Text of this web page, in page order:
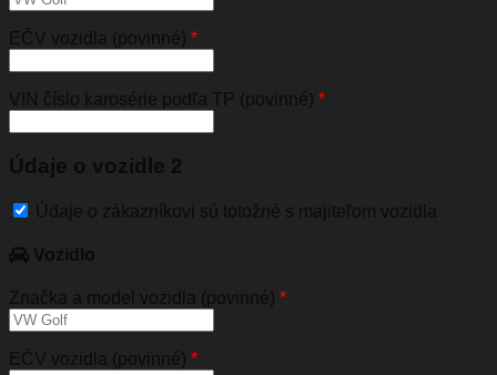
EČV vozidla (povinné) *
VIN číslo karosérie podľa TP (povinné) *
Údaje o vozidle 2
Údaje o zákazníkovi sú totožné s majiteľom vozidla
Vozidlo
Značka a model vozidla (povinné) *
EČV vozidla (povinné) *